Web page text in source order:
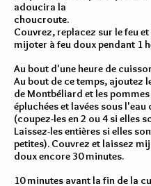
adoucira la
choucroute.
Couvrez, replacez sur le feu
mijoter à feu doux pendant 1
Au bout d'une heure de
Au bout de ce temps, ajoutez
de Montbéliard et les
épluchées et lavées sous
(coupez-les en 2 ou 4 si elles
Laissez-les entières si elles
petites). Couvrez et laissez
doux encore 30 minutes.
10 minutes avant la fin de la